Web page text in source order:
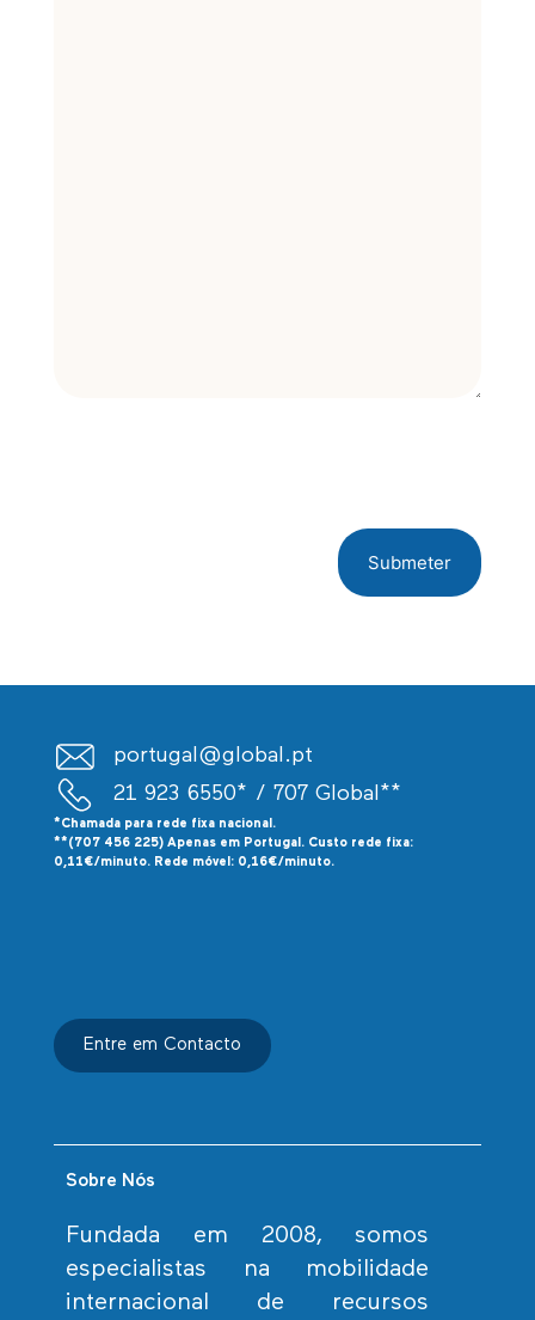
portugal@global.pt
21 923 6550* / 707 Global**
*Chamada para rede fixa nacional.
**(707 456 225) Apenas em Portugal. Custo rede fixa:
0,11€/minuto. Rede móvel: 0,16€/minuto.
Entre em Contacto
Sobre Nós
Fundada em 2008, somos
especialistas na mobilidade
internacional de recursos